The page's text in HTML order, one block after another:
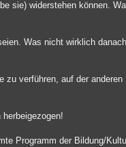
sie) widerstehen können.
Was nicht wirklich
verführen, auf der
Programm der Bildung/